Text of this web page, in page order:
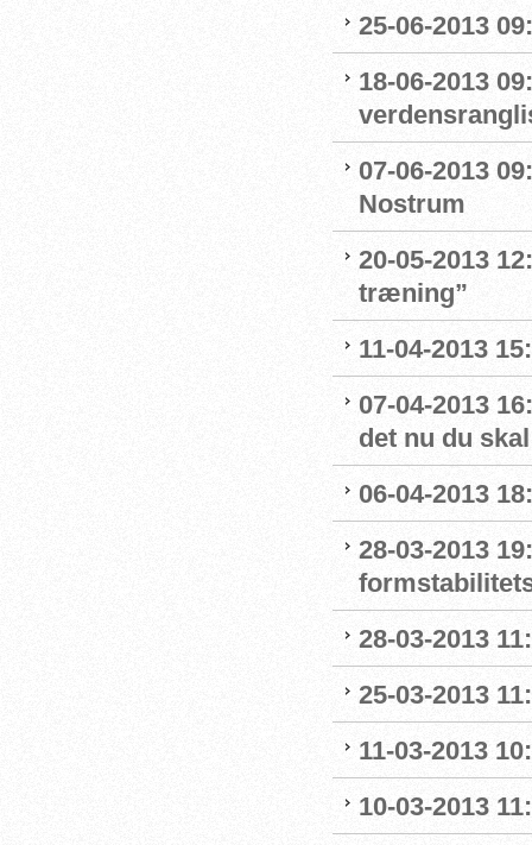
25-06-2013
18-06-2013
07-06-2013
Nostrum
20-05-2013
træning”
11-04-2013
07-04-2013
det nu du
06-04-2013
28-03-2013
28-03-2013
25-03-2013
11-03-2013
10-03-2013